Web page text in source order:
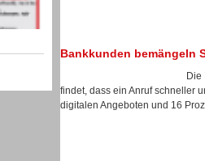
Bankkunden bemängeln
Die
findet, dass ein Anruf schneller
digitalen Angeboten und 16